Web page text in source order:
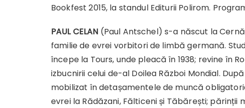
Bookfest 2015, la standul Editurii Polirom.
PAUL CELAN (Paul Antschel) s-a născut la
familie de evrei vorbitori de limbă germană.
începe la Tours, unde pleacă în 1938; revine în
izbucnirii celui de-al Doilea Război Mondial. După
mobilizat în detașamentele de muncă
evrei la Rădăzani, Fălticeni și Tăbărești; părinții